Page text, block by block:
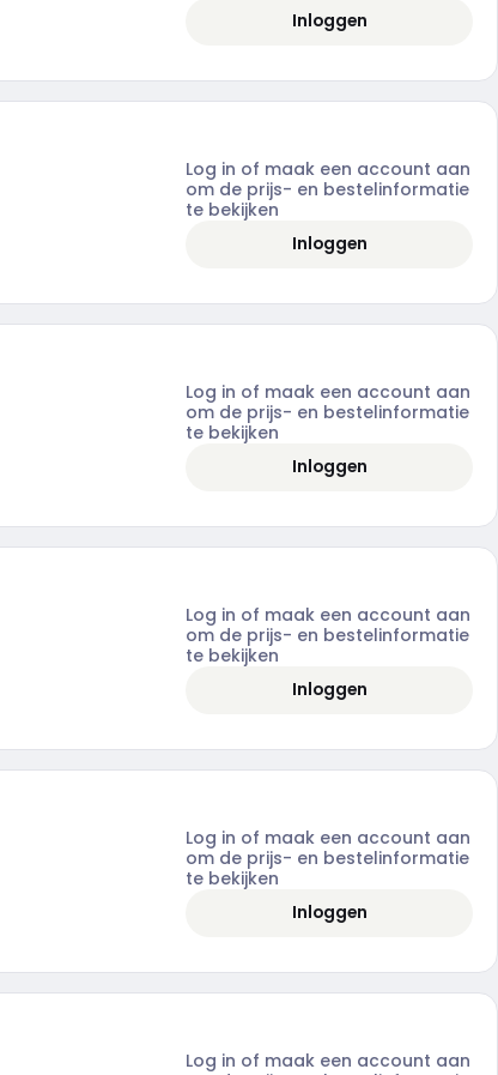
Inloggen
Log in of maak een account aan
om de prijs- en bestelinformatie
te bekijken
Inloggen
Log in of maak een account aan
om de prijs- en bestelinformatie
te bekijken
Inloggen
Log in of maak een account aan
om de prijs- en bestelinformatie
te bekijken
Inloggen
Log in of maak een account aan
om de prijs- en bestelinformatie
te bekijken
Inloggen
Log in of maak een account aan